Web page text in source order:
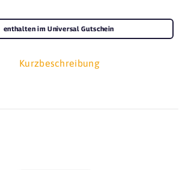
Kurzbeschreibung
enthalten im Universal Gutschein